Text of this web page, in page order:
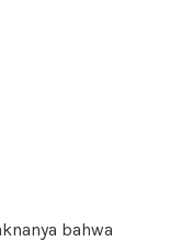
bahwa